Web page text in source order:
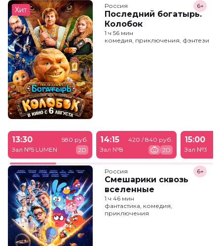
Хит Россия
Последний богатырь.
Колобок
6+
1 ч 56 мин
комедия, приключения, фэнтези
13:30
Зал №5 LUMEN
580 руб.
2D
14:15
Зал №8
420 / 840 руб.
2D
15:00
Зал №3
Россия
Смешарики сквозь
вселенные
6+
1 ч 46 мин
фантастика, комедия,
приключения